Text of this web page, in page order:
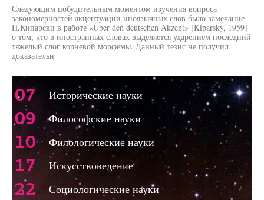
Следующим побудительным моментом изучения вопроса
закономерностей акцентуации иноязычных слов было замечание
П.Кипарски в работе «Über den deutschen Akzent» [Kiparsky, 1959]
о том, что в иностранных словах выделяется ударением последний
тяжелый слог корневой морфемы. Данный тезис не получил
доказательн
07 Исторические науки
09 Философские науки
10 Филологические науки
17 Искусствоведение
22 Социологические науки